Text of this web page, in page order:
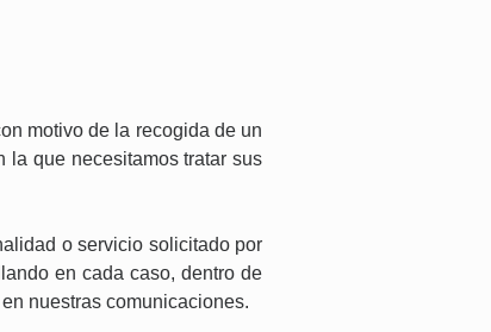
motivo de la recogida de un
la que necesitamos tratar sus
o servicio solicitado por
en cada caso, dentro de
nuestras comunicaciones.